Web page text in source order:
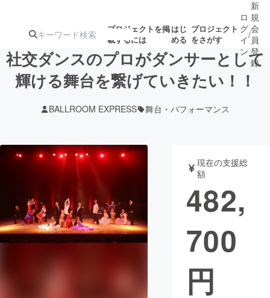
プロジェクトを掲
載するには
はじ
める
プロジェクト
をさがす
ターン
ジェクト
募集終了が近いプ
ロジェクト
されます
アート・写真 音楽
ゲーム・サ
映像・映画
ロ
グ
イ
ン
/
新
規
会
員
登
録
社交ダンスのプロがダンサーとして
輝ける舞台を繋げていきたい！！
BALLROOM EXPRESS 舞台・パフォーマンス
現在の支援総
額
482,
700
円